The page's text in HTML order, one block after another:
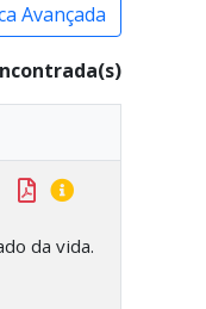
Avançada
da vida.